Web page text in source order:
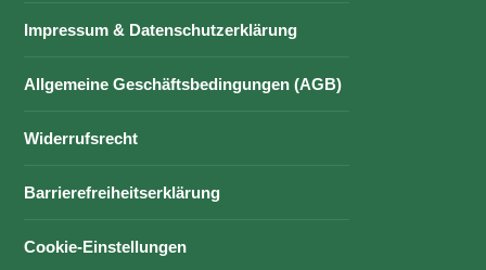
Impressum & Datenschutzerklärung
Allgemeine Geschäftsbedingungen (AGB)
Widerrufsrecht
Barrierefreiheitserklärung
Cookie-Einstellungen